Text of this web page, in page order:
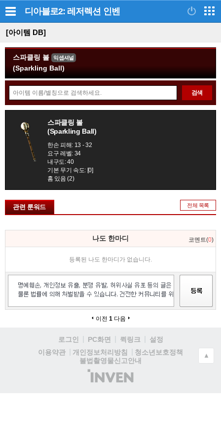
디아블로2: 레저렉션 인벤
[아이템 DB]
스파클링 볼 익셉셔널
(Sparkling Ball)
아
이
템
검색
스파클링 볼
(Sparkling Ball)
한손 피해: 13 - 32
요구 레벨: 34
내구도: 40
기본 무기 속도: [0]
홈 있음 (2)
관련 룬워드 전체 목록
댓
나도 한마디 코멘트(0)
등록된 나도 한마디가 없습니다.
이전 1 다음
로그인 PC화면 퀵링크
설정
이용약관
개인정보처리방침
청소년보호정책
불법촬영물신고안내
(주)
인
▲